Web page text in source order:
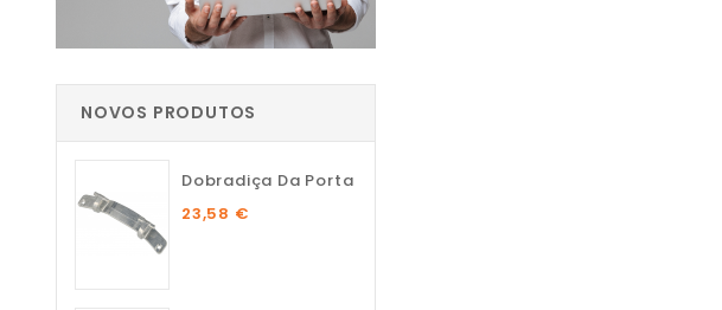
NOVOS PRODUTOS
Dobradiça Da Porta
23,58 €